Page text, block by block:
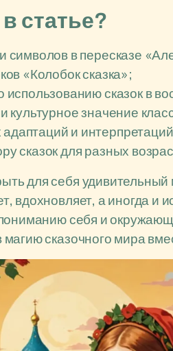
статье?
в пересказе
«Колобок сказка»;
использованию сказок в
культурное значение
и
сказок для разных
для себя удивительный
вдохновляет, а иногда и
себя и
магию сказочного мира